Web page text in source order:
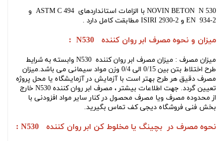
NOVIN BETON N 530 با الزامات استانداردهای ASTM C 494 و
EN 934-2 و ISIRI 2930-2 مطابقت کامل دارد .
میزان و نحوه مصرف ابر روان کننده N530 :
میزان مصرف : میزان مصرف ابر روان کننده N530
وابسته به شرایط
طرح اختلاط بتن بین 0/15 الی 0/4 وزن مواد سیمانی می باشد.میزان
مصرف دقیق هر طرح بهتر است با آزمایش در آزمایشگاه یا محل پروژه
تعیین گردد. جهت اطلاعات بیشتر ، مصرف ابر روان کننده N530
خارج
از محدوده مصرف ویا مصرف محصول در کنار سایر مواد افزودنی با
بخش فنی فروشگاه دیجی کف تماس بگیرید.
نحوه مصرف در بچینگ یا مخلوط کن ابر روان کننده N530 :